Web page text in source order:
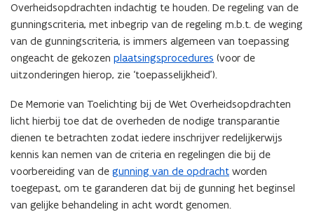
Overheidsopdrachten indachtig te houden. De regeling van de
gunningscriteria, met inbegrip van de regeling m.b.t. de weging
van de gunningscriteria, is immers algemeen van toepassing
ongeacht de gekozen plaatsingsprocedures (voor de
uitzonderingen hierop, zie ‘toepasselijkheid’).
De Memorie van Toelichting bij de Wet Overheidsopdrachten
licht hierbij toe dat de overheden de nodige transparantie
dienen te betrachten zodat iedere inschrijver redelijkerwijs
kennis kan nemen van de criteria en regelingen die bij de
voorbereiding van de gunning van de opdracht worden
toegepast, om te garanderen dat bij de gunning het beginsel
van gelijke behandeling in acht wordt genomen.